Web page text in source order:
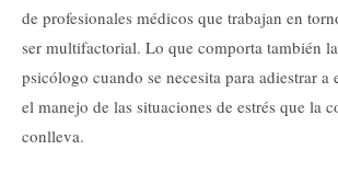
de profesionales médicos que trabajan en
ser multifactorial. Lo que comporta también
psicólogo cuando se necesita para adiestrar a
el manejo de las situaciones de estrés que la
conlleva.